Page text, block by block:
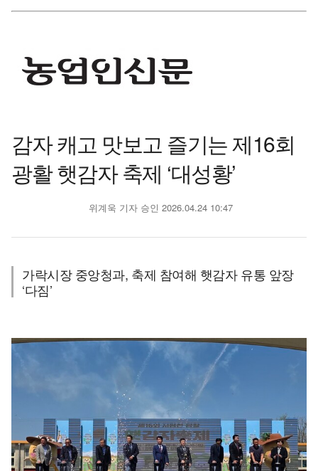
감자 캐고 맛보고 즐기는 제16회
광활 햇감자 축제 ‘대성황’
위계욱 기자승인 2026.04.24 10:47
가락시장 중앙청과, 축제 참여해 햇감자 유통 앞장
‘다짐’